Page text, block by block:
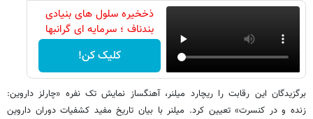
ذخخیره سلول های بنیادی
بندناف ؛ سرمایه ای گرانبها
کلیک کن!
برگزیدگان این رقابت را ریچارد میلنر، آهنگساز نمایش تک نفره «چارلز داروین:
زنده و در کنسرت» تعیین کرد. میلنر با بیان تاریخ مفید کشفیات دوران داروین